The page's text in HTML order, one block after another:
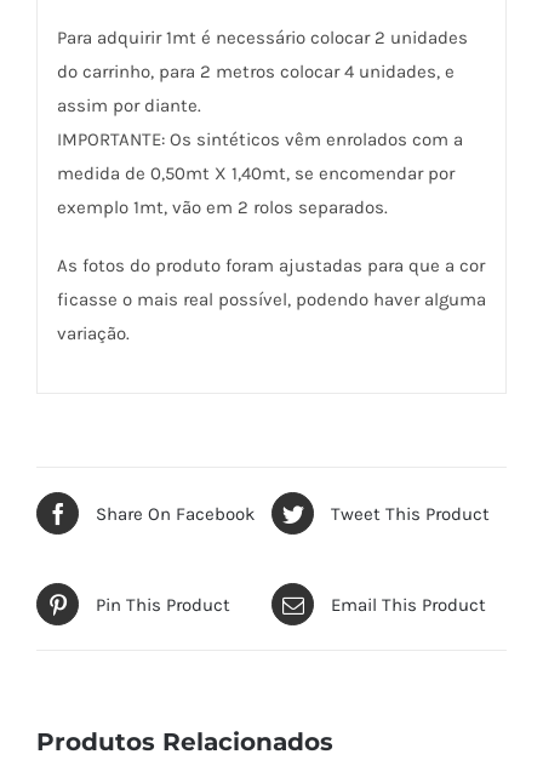
Para adquirir 1mt é necessário colocar 2 unidades
do carrinho, para 2 metros colocar 4 unidades, e
assim por diante.
IMPORTANTE: Os sintéticos vêm enrolados com a
medida de 0,50mt X 1,40mt, se encomendar por
exemplo 1mt, vão em 2 rolos separados.
As fotos do produto foram ajustadas para que a cor
ficasse o mais real possível, podendo haver alguma
variação.
Share On Facebook Tweet This Product
Pin This Product Email This Product
Produtos Relacionados